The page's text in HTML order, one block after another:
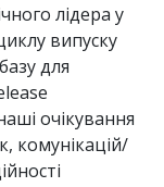
лідера у
випуску
для
очікування
комунікацій/